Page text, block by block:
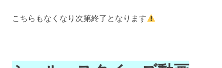
こちらもなくなり次第終了となります